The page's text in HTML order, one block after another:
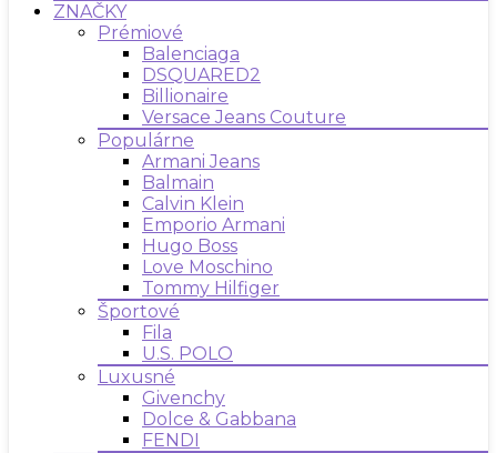
ZNAČKY
Prémiové
Balenciaga
DSQUARED2
Billionaire
Versace Jeans Couture
Populárne
Armani Jeans
Balmain
Calvin Klein
Emporio Armani
Hugo Boss
Love Moschino
Tommy Hilfiger
Športové
Fila
U.S. POLO
Luxusné
Givenchy
Dolce & Gabbana
FENDI